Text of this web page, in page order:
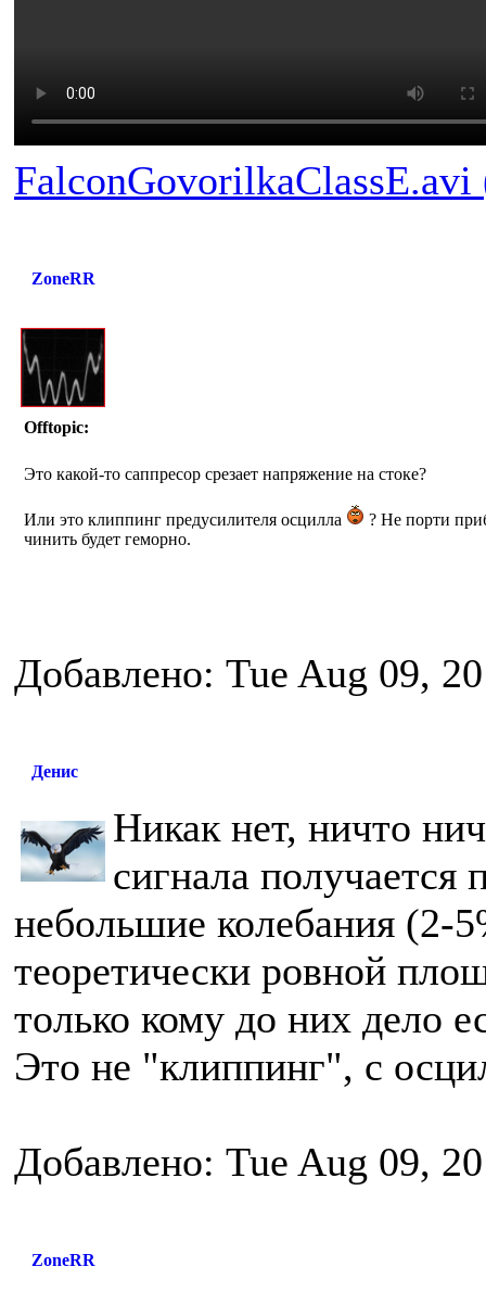
ZoneRR
Offtopic:
Это какой-то саппресор срезает напряжение на стоке?
Или это клиппинг предусилителя осцилла
? Не порти
чинить будет геморно.
Добавлено: Tue Aug 09,
Денис
Никак нет, ничто
сигнала получается
небольшие колебания (2-
теоретически ровной
только кому до них дело
Это не "клиппинг", с
Добавлено: Tue Aug 09,
ZoneRR